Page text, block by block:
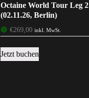
Octaine World Tour Leg 2
(02.11.26, Berlin)
🟢 €269,00 inkl. MwSt.
Jetzt buchen